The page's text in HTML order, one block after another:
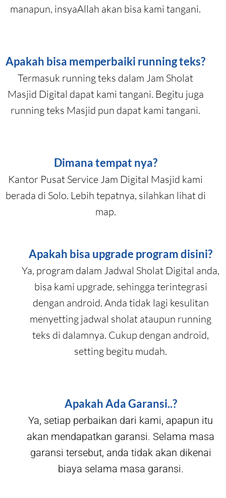
manapun, insyaAllah akan bisa kami tangani.
Apakah bisa memperbaiki running teks?
Termasuk running teks dalam Jam Sholat
Masjid Digital dapat kami tangani. Begitu juga
running teks Masjid pun dapat kami tangani.
Dimana tempat nya?
Kantor Pusat Service Jam Digital Masjid kami
berada di Solo. Lebih tepatnya, silahkan lihat di
map.
Apakah bisa upgrade program disini?
Ya, program dalam Jadwal Sholat Digital anda,
bisa kami upgrade, sehingga terintegrasi
dengan android. Anda tidak lagi kesulitan
menyetting jadwal sholat ataupun running
teks di dalamnya. Cukup dengan android,
setting begitu mudah.
Apakah Ada Garansi..?
Ya, setiap perbaikan dari kami, apapun itu
akan mendapatkan garansi. Selama masa
garansi tersebut, anda tidak akan dikenai
biaya selama masa garansi.